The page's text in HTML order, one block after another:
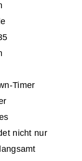
Timer
nicht nur